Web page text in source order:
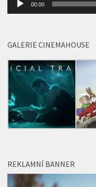
00:00
GALERIE CINEMAHOUSE
REKLAMNÍ BANNER